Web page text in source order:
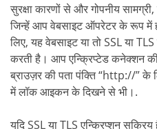
सुरक्षा कारणों से और गोपनीय
जिन्हें आप वेबसाइट ऑपरेटर के रूप में
लिए, यह वेबसाइट या तो SSL या
करती है। आप एन्क्रिप्टेड कनेक्शन
ब्राउज़र की पता पंक्ति “http://”के
में लॉक आइकन के दिखने से भी।.
यदि SSL या TLS एन्क्रिप्शन